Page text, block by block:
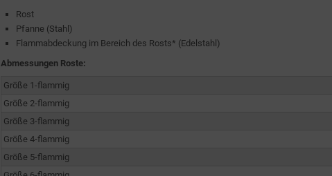
Rost
Pfanne (Stahl)
Flammabdeckung im Bereich des Rosts* (Edelstahl)
Abmessungen Roste:
Größe 1-flammig
Größe 2-flammig
Größe 3-flammig
Größe 4-flammig
Größe 5-flammig